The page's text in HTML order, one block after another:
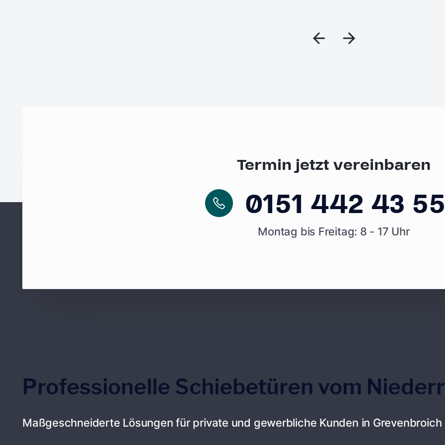
Termin jetzt vereinbaren
0151 442 43
Montag bis Freitag: 8 - 17 Uhr
Professionelle Schiebetüren vom
Maßgeschneiderte Lösungen für private und gewerbliche Kunden in Grevenbroich